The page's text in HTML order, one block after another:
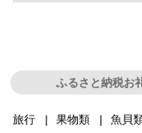
ふるさと納税お
旅行 果物類 魚貝